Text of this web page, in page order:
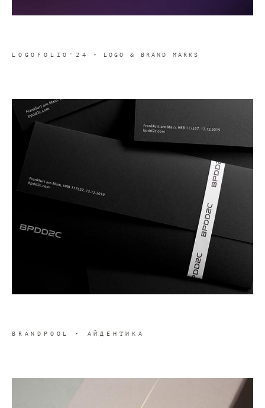
LOGOFOLIO'24 ‣ LOGO & BRAND MARKS
BRANDPOOL ‣ АЙДЕНТИКА